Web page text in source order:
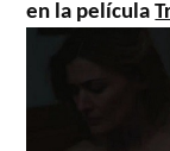
en la película